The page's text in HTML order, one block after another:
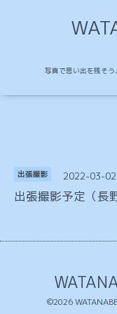
写真で思い出を残そ
出張撮影 2022-03-
出張撮影予定（長
©2026